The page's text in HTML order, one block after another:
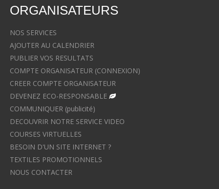
ORGANISATEURS
NOS SERVICES
AJOUTER AU CALENDRIER
PUBLIER VOS RESULTATS
COMPTE ORGANISATEUR (CONNEXION)
CREER COMPTE ORGANISATEUR
DEVENEZ ECO-RESPONSABLE
COMMUNIQUER (publicité)
DECOUVRIR NOTRE SERVICE VIDEO
COURSES VIRTUELLES
BESOIN D'UN SITE INTERNET ?
TEXTILES PROMOTIONNELS
NOUS CONTACTER